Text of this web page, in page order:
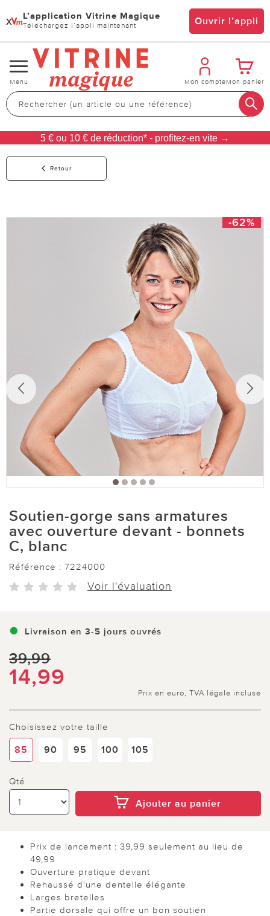
x L’application Vitrine Magique
Téléchargez l’appli maintenant Ouvrir l’appli
Changer
de
navigation
Menu Mon compteMon panier
5 € ou 10 € de réduction* - profitez-en vite →
Retour
-62%
Soutien-gorge sans armatures
avec ouverture devant - bonnets
C, blanc
Référence : 7224000
Voir l'évaluation
Livraison en 3-5 jours ouvrés
39,99
14,99
Prix en euro, TVA légale incluse
Choisissez votre taille
85 90 95 100 105
Qté
Ajouter au panier
Prix de lancement : 39,99 seulement au lieu de
49,99
Ouverture pratique devant
Rehaussé d'une dentelle élégante
Larges bretelles
Partie dorsale qui offre un bon soutien